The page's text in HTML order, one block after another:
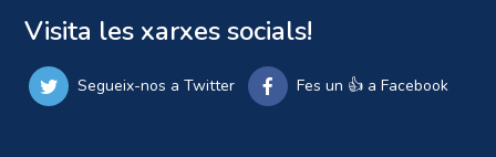
Visita les xarxes socials!
Segueix-nos a Twitter Fes un 👍 a Facebook